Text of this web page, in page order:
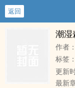
返回
潮湿
作者：
标签：
更新
最新